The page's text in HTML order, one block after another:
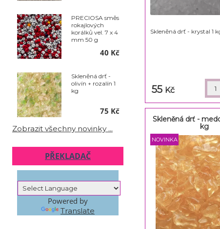
Skleněná drť - krystal 1
55 Kč
Skleněná drť -
kg
PRECIOSA směs
rokajlových
korálků vel. 7 x 4
mm 50 g
40 Kč
Skleněná drť -
olivín + rozalín 1
kg
75 Kč
Zobrazit všechny novinky ...
PŘEKLADAČ
Powered by
Translate